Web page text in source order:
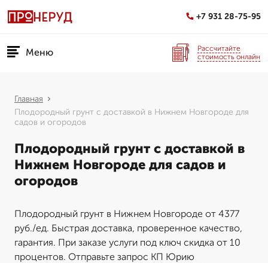
+7 931 28-75-95
Меню
Рассчитайте
стоимость онлайн
Главная
Плодородный грунт с доставкой в Нижнем Новгороде для
садов и огородов
Плодородный грунт с доставкой в
Нижнем Новгороде для садов и
огородов
Плодородный грунт в Нижнем Новгороде от 4377
руб./ед. Быстрая доставка, проверенное качество,
гарантия. При заказе услуги под ключ скидка от 10
процентов. Отправьте запрос КП Юрию